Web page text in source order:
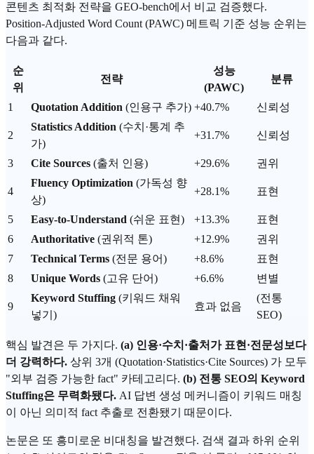
콘텐츠 최적화 전략을 GEO-bench에서 비교 검증했다.
Position-Adjusted Word Count (PAWC) 메트릭 기준 성능 순위는
다음과 같다.
순
위
전략
성능
(PAWC)
분류
1 Quotation Addition (인용구 추가) +40.7% 신뢰성
2
Statistics Addition (수치·통계 추
가)
+31.7% 신뢰성
3 Cite Sources (출처 인용) +29.6% 권위
4
Fluency Optimization (가독성 향
상)
+28.1% 표현
5 Easy-to-Understand (쉬운 표현) +13.3%
표현
6
Authoritative (권위적 톤) +12.9%
권위
7
Technical Terms (전문 용어) +8.6%
표현
8
Unique Words (고유 단어) +6.6% 변별
9
Keyword Stuffing (키워드 채워
넣기)
효과 없음
(전통
SEO)
핵심 발견은 두 가지다. (a) 인용·수치·출처가 표현·전문성보다
더 강력하다. 상위 3개 (Quotation·Statistics·Cite Sources) 가 모두
"외부 검증 가능한 fact" 카테고리다. (b) 전통 SEO의 Keyword
Stuffing은 무력화됐다. AI 답변 생성 메커니즘이 키워드 매칭
이 아닌 의미적 fact 추출로 전환됐기 때문이다.
논문은 또 흥미로운 비대칭을 발견했다. 검색 결과 하위 순위